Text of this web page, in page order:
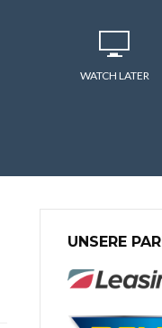
WATCH LATER
UNSERE